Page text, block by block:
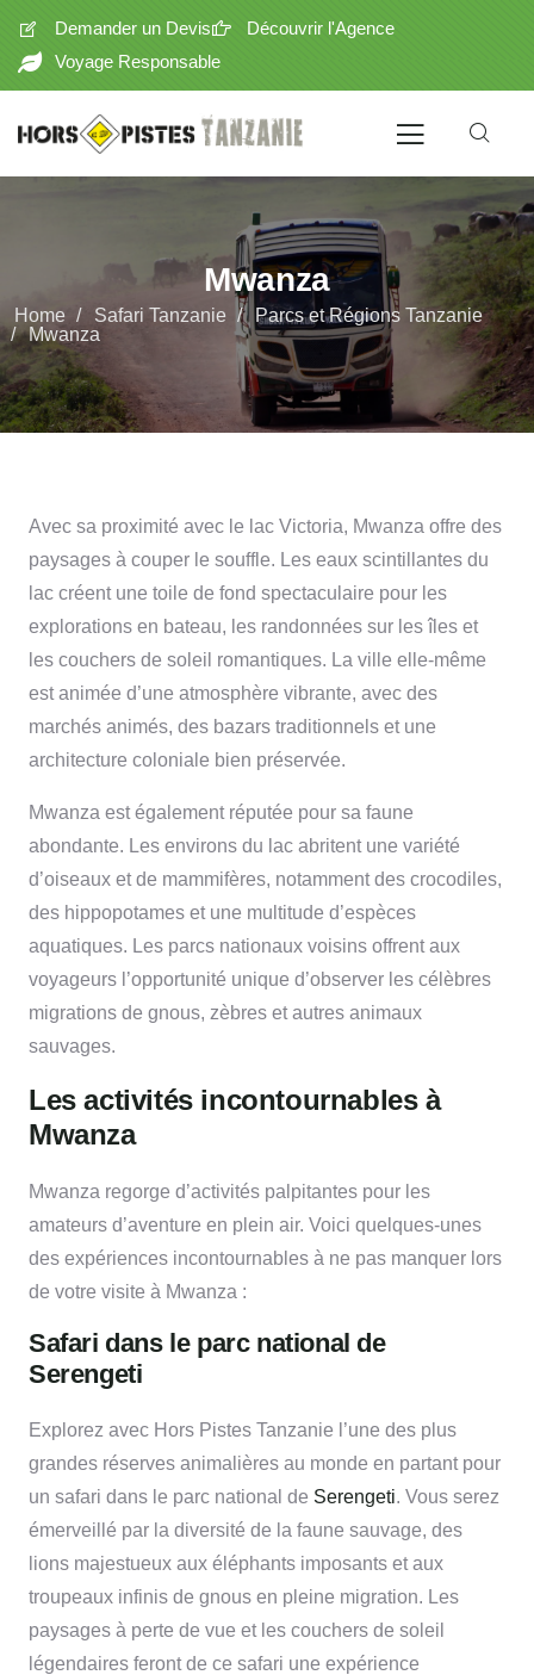
Demander un Devis
Découvrir l'Agence
Voyage Responsable
Mwanza
Home Safari Tanzanie
Parcs et Régions Tanzanie
Mwanza
Avec sa proximité avec le lac Victoria, Mwanza offre des
paysages à couper le souffle. Les eaux scintillantes du
lac créent une toile de fond spectaculaire pour les
explorations en bateau, les randonnées sur les îles et
les couchers de soleil romantiques. La ville elle-même
est animée d’une atmosphère vibrante, avec des
marchés animés, des bazars traditionnels et une
architecture coloniale bien préservée.
Mwanza est également réputée pour sa faune
abondante. Les environs du lac abritent une variété
d’oiseaux et de mammifères, notamment des crocodiles,
des hippopotames et une multitude d’espèces
aquatiques. Les parcs nationaux voisins offrent aux
voyageurs l’opportunité unique d’observer les célèbres
migrations de gnous, zèbres et autres animaux
sauvages.
Les activités incontournables à
Mwanza
Mwanza regorge d’activités palpitantes pour les
amateurs d’aventure en plein air. Voici quelques-unes
des expériences incontournables à ne pas manquer lors
de votre visite à Mwanza :
Safari dans le parc national de
Serengeti
Explorez avec Hors Pistes Tanzanie l’une des plus
grandes réserves animalières au monde en partant pour
un safari dans le parc national de Serengeti. Vous serez
émerveillé par la diversité de la faune sauvage, des
lions majestueux aux éléphants imposants et aux
troupeaux infinis de gnous en pleine migration. Les
paysages à perte de vue et les couchers de soleil
légendaires feront de ce safari une expérience